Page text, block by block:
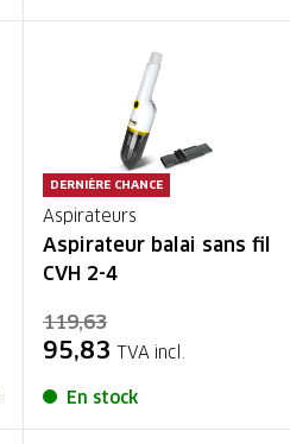
DERNIÈRE CHANCE
Aspirateurs
Aspirateur balai sans fil
CVH 2-4
119,63
95,83 TVA incl.
En stock